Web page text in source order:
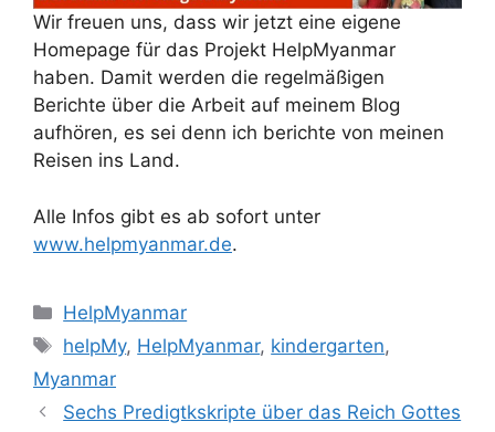
Wir freuen uns, dass wir jetzt eine eigene
Homepage für das Projekt HelpMyanmar
haben. Damit werden die regelmäßigen
Berichte über die Arbeit auf meinem Blog
aufhören, es sei denn ich berichte von meinen
Reisen ins Land.
Alle Infos gibt es ab sofort unter
www.helpmyanmar.de.
Kategorien
HelpMyanmar
Schlagwörter
helpMy, HelpMyanmar, kindergarten,
Myanmar
Sechs Predigtkskripte über das Reich Gottes